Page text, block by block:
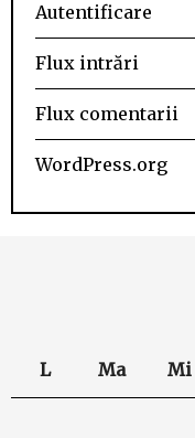
Autentificare
Flux intrări
Flux comentarii
WordPress.org
L
Ma Mi